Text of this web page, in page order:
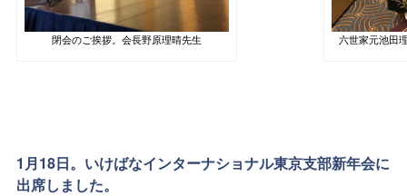
閉会のご挨拶。会長野原理晴先生 六世家元池田
1月18日。いけばなインターナショナル東京支部新年会に
出席しました。